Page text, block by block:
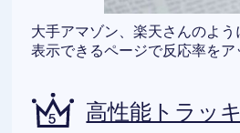
大手アマゾン、楽天さんのよ
表示できるページで反応率をア
高性能トラッ